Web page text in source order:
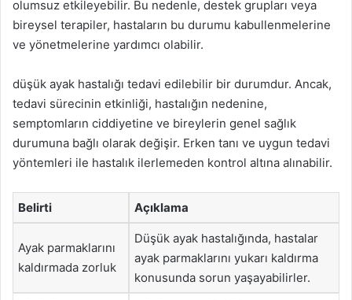
olumsuz etkileyebilir. Bu nedenle, destek grupları veya
bireysel terapiler, hastaların bu durumu kabullenmelerine
ve yönetmelerine yardımcı olabilir.
düşük ayak hastalığı tedavi edilebilir bir durumdur. Ancak,
tedavi sürecinin etkinliği, hastalığın nedenine,
semptomların ciddiyetine ve bireylerin genel sağlık
durumuna bağlı olarak değişir. Erken tanı ve uygun tedavi
yöntemleri ile hastalık ilerlemeden kontrol altına alınabilir.
Belirti Açıklama
Ayak parmaklarını
kaldırmada zorluk
Düşük ayak hastalığında, hastalar
ayak parmaklarını yukarı kaldırma
konusunda sorun yaşayabilirler.